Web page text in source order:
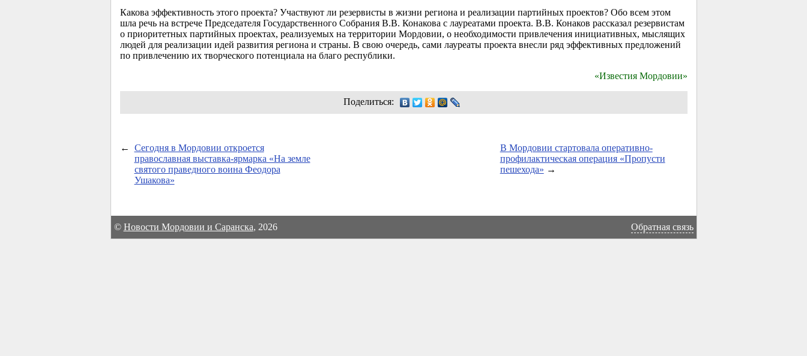
Какова эффективность этого проекта? Участвуют ли резервисты в жизни региона и реализации партийных проектов? Обо всем этом
шла речь на встрече Председателя Государственного Собрания В.В. Конакова с лауреатами проекта. В.В. Конаков рассказал резервистам
о приоритетных партийных проектах, реализуемых на территории Мордовии, о необходимости привлечения инициативных, мыслящих
людей для реализации идей развития региона и страны. В свою очередь, сами лауреаты проекта внесли ряд эффективных предложений
по привлечению их творческого потенциала на благо республики.
«Известия Мордовии»
Поделиться:
←
Сегодня в Мордовии откроется
православная выставка-ярмарка «На земле
святого праведного воина Феодора
Ушакова»
В Мордовии стартовала оперативно-
профилактическая операция «Пропусти
пешехода» →
© Новости Мордовии и Саранска, 2026 Обратная связь